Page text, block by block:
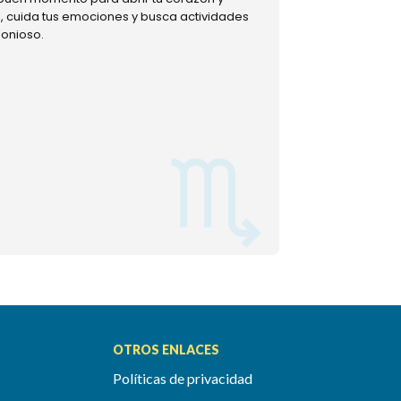
cuida tus emociones y busca actividades
OTROS ENLACES
Políticas de privacidad